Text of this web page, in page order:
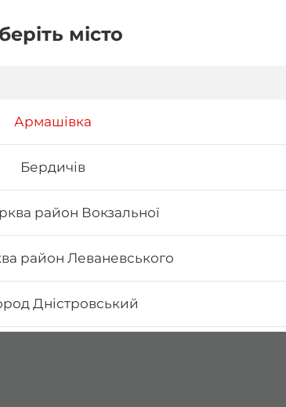
місто
Армашівка
Бердичів
район Вокзальної
район Леваневського
Дністровський